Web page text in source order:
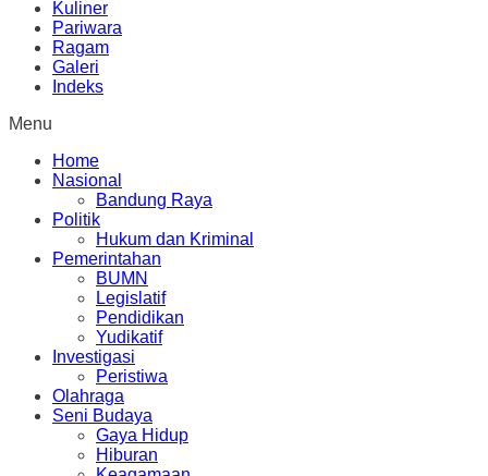
Kuliner
Pariwara
Ragam
Galeri
Indeks
Menu
Home
Nasional
Bandung Raya
Politik
Hukum dan Kriminal
Pemerintahan
BUMN
Legislatif
Pendidikan
Yudikatif
Investigasi
Peristiwa
Olahraga
Seni Budaya
Gaya Hidup
Hiburan